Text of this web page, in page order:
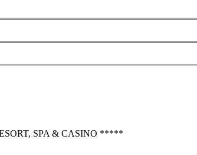
SPA & CASINO *****